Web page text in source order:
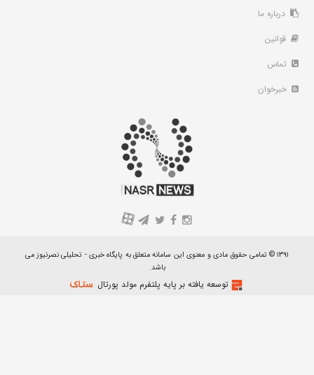
درباره ما
قوانین
تماس
خبرخوان
A
۱۳۹۱ © تمامی حقوق مادی و معنوی این سامانه متعلق به پایگاه خبری - تحلیلی نصرنیوز می
باشد.
توسعه یافته بر پایه پلتفرم مولد پورتال